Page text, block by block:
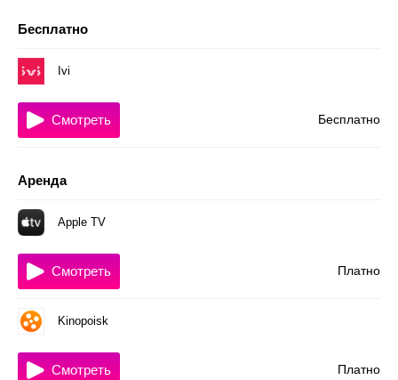
Бесплатно
Ivi
Бесплатно
Смотреть
Аренда
Apple TV
Платно
Смотреть
Kinopoisk
Платно
Смотреть